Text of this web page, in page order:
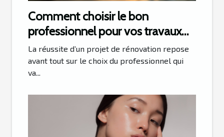
Comment choisir le bon
professionnel pour vos travaux
de rénovation ?
La réussite d’un projet de rénovation repose
avant tout sur le choix du professionnel qui
va...